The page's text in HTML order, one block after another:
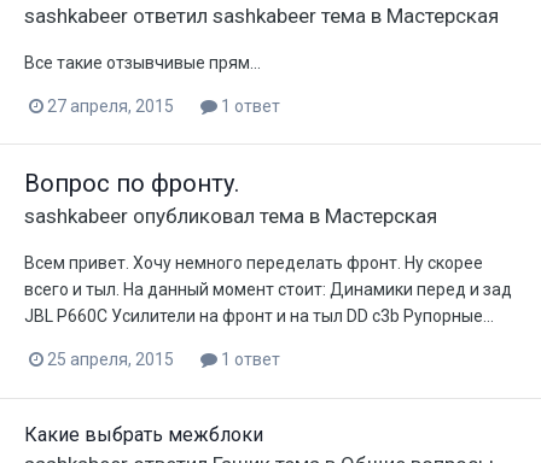
sashkabeer ответил sashkabeer тема в Мастерская
Все такие отзывчивые прям...
27 апреля, 2015 1 ответ
Вопрос по фронту.
sashkabeer опубликовал тема в Мастерская
Всем привет. Хочу немного переделать фронт. Ну скорее
всего и тыл. На данный момент стоит: Динамики перед и зад
JBL P660C Усилители на фронт и на тыл DD c3b Рупорные...
25 апреля, 2015 1 ответ
Какие выбрать межблоки